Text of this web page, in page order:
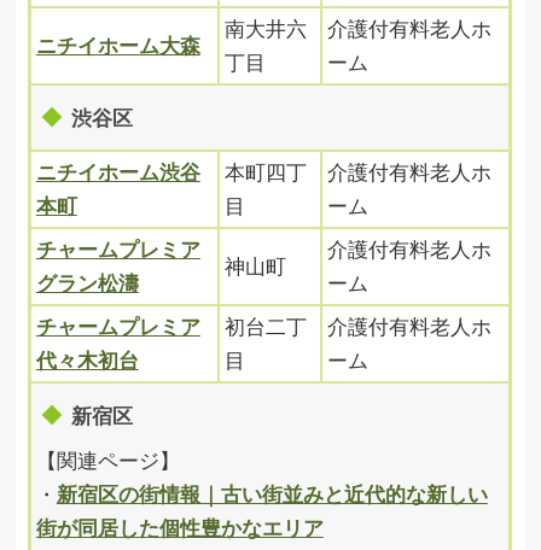
ニチイホーム大森
南大井六
丁目
介護付有料老人ホ
ーム
渋谷区
ニチイホーム渋谷
本町
本町四丁
目
介護付有料老人ホ
ーム
チャームプレミア
グラン松濤
神山町
介護付有料老人ホ
ーム
チャームプレミア
代々木初台
初台二丁
目
介護付有料老人ホ
ーム
新宿区
【関連ページ】
・ 新宿区の街情報｜古い街並みと近代的な新しい
街が同居した個性豊かなエリア